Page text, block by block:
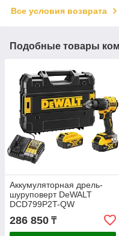
Все условия возврата
Подобные товары
Аккумуляторная дрель-
шуруповерт DeWALT
DCD799P2T-QW
286 850 ₸